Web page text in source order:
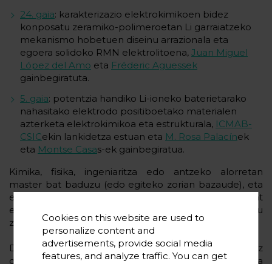
24. gaia: karakterizazio elektrokimikoen bidez
konposatu zeramiko-polimeroetan Li garraiatzeko
mekanismo hobetuen diseinu arrazionala eta
egoera solidoko RMN elektrolitoena, Juan Miguel
López del Amo eta Fréderic Aguessek
gainbegiratuta.
5. gaia: potentzia handiko Li-ioneko baterietarako
nahasitako elektrodo positiboetako materialen
azterketa elektrokimikoa eta estrukturala, ICMAB-
CSICekin lankidetza estuan eta M. Rosa Palacínek
eta Montse Casas-ek gainbegiratua.
Kimika, fisika, ingeniaritza edo antzeko alorretan
master bat baduzu (edo egiteko zorian bazaude), eta
energia biltegiratzearen alorrean doktorego-tesi bat
egin nahi baduzu, ez galdu aukera hau eta aurkeztu
zure eskaera!
DESTINY doktorego-programa bakarra da, eta berariaz
diseinatu da energia biltegiratzeko balio-kate osoa
Cookies on this website are used to
personalize content and
advertisements, provide social media
features, and analyze traffic. You can get